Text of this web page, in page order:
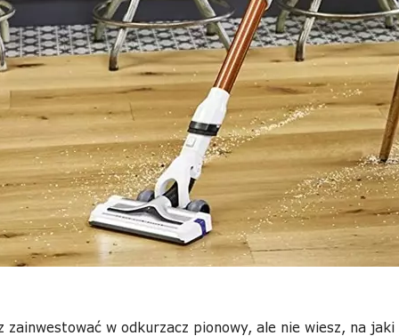
zainwestować w odkurzacz pionowy, ale nie wiesz, na